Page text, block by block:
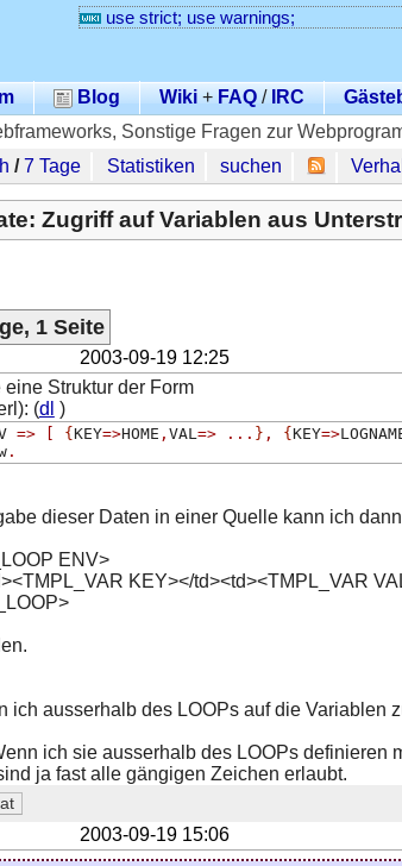
use strict; use warnings;
Blog Wiki+ FAQ /IRC
Sonstige Fragen zur
/7 Tage Statistiken suchen
Zugriff auf Variablen aus
1 Seite
2003-09-19 12:25
eine Struktur der Form
(dl )
=> { KEY=>HOME , VAL => ... } , { KEY=>
.
dieser Daten in einer Quelle kann ich dann
ENV>
KEY></td><td><TMPL_VAR
ich ausserhalb des LOOPs auf die Variablen
ich sie ausserhalb des LOOPs
ja fast alle gängigen Zeichen erlaubt.
2003-09-19 15:06